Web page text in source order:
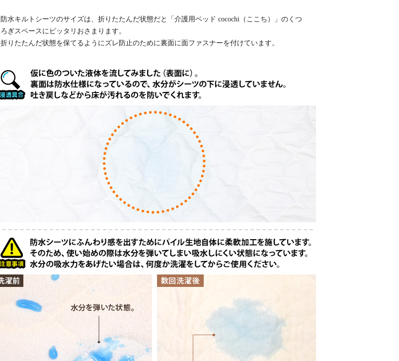
防水キルトシーツのサイズは、折りたたんだ状態だと「介護用ベッド cocochi（ここち）」のくつ
ろぎスペースにピッタリおさまります。
折りたたんだ状態を保てるようにズレ防止のために裏面に面ファスナーを付けています。